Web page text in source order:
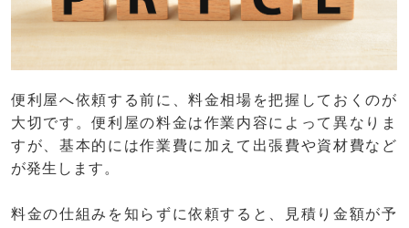
便利屋へ依頼する前に、料金相場を把握しておくのが
大切です。便利屋の料金は作業内容によって異なりま
すが、基本的には作業費に加えて出張費や資材費など
が発生します。
料金の仕組みを知らずに依頼すると、見積り金額が予